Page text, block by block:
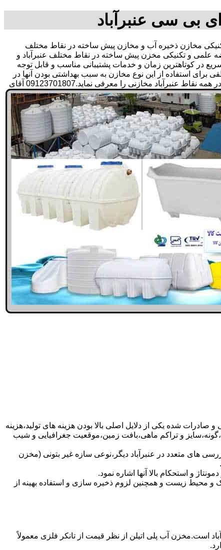
بی سی عنبرآباد
مخازن ذخیره آب و مخازن پیش ساخته در نقاط مختلف
علمی و تکنیکی مخزن پیش ساخته در نقاط مختلف عنبرآباد و
در کوتاهترین زمان و خدمات پشتیبانی مناسب و قابل توجه
استفاده از این نوع مخازن به سبب بهداشتی بودن آنها در
ذخیره سازی آب آشامیدنی و سالم برای مدت زیاد و قیمت متعادل و مناسب و همچنین سرمایه گذاری در امور شبکه های آبرسانی مشتریان در همه نقاط عنبرآباد مخازنی را معرفی نماید.09123701807 آقای
صادرات شده یکی از دلایل اصلی بالا بودن هزینه های تولید،هزینه
و تراکم ماهی،بافت زمین،موقعیت جغرافیایی و شیب
های متعدد در عنبرآباد دیگر،نوعی سازه غیر بتونی (مخزن
و استحکام بالا آنها اشاره نمود.
محیط زیست و همچنین لزوم ذخیره سازی و استفاده بهینه از
است.مخزن آب پلی اتیلن از نظر قیمت از تانکر فلزی معمولاً